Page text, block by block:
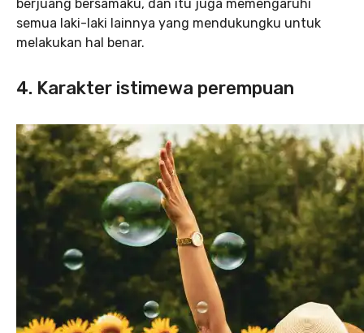
berjuang bersamaku, dan itu juga memengaruhi
semua laki-laki lainnya yang mendukungku untuk
melakukan hal benar.
4. Karakter istimewa perempuan